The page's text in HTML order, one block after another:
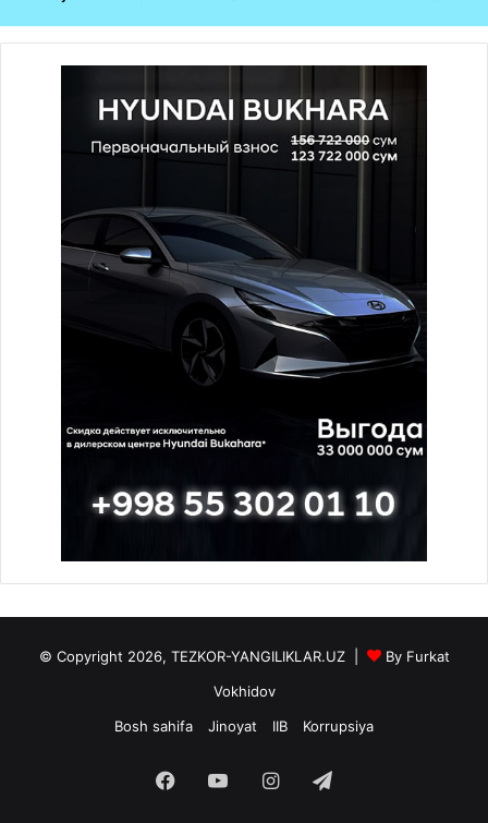
© Copyright 2026, TEZKOR-YANGILIKLAR.UZ |
By Furkat
Vokhidov
Bosh sahifa
Jinoyat IIB Korrupsiya
Facebook
YouTubeInstagramTelegram